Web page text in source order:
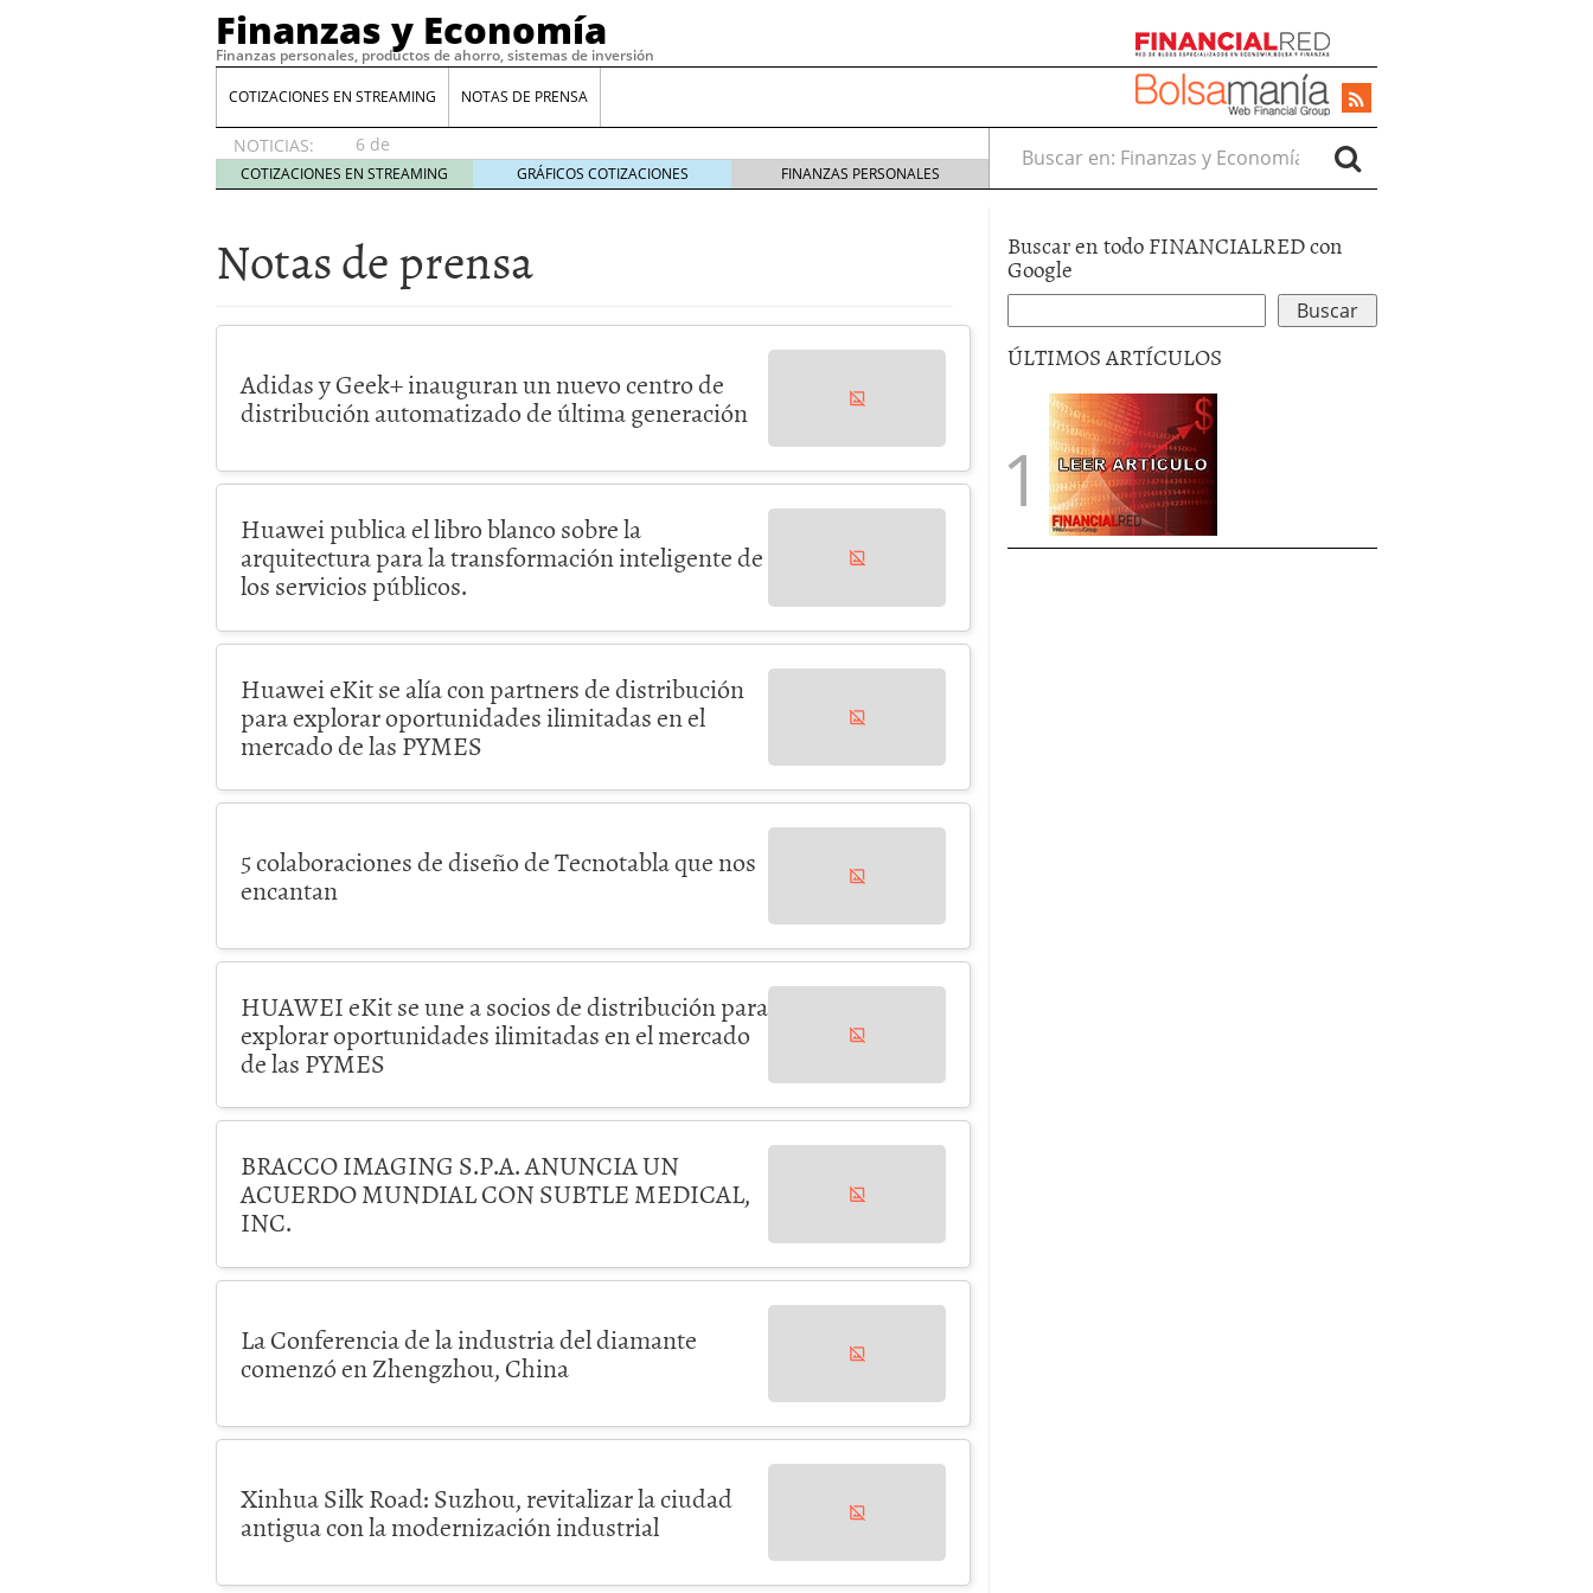
Finanzas y Economía
Finanzas personales, productos de ahorro, sistemas de inversión
COTIZACIONES EN STREAMING NOTAS DE PRENSA
NOTICIAS:
6 de
agosto
de 2026
COTIZACIONES EN STREAMING GRÁFICOS COTIZACIONES FINANZAS PERSONALES
Buscar en:
Notas de prensa
Adidas y Geek+ inauguran un nuevo centro de
distribución automatizado de última generación
Huawei publica el libro blanco sobre la
arquitectura para la transformación inteligente de
los servicios públicos.
Huawei eKit se alía con partners de distribución
para explorar oportunidades ilimitadas en el
mercado de las PYMES
5 colaboraciones de diseño de Tecnotabla que nos
encantan
HUAWEI eKit se une a socios de distribución para
explorar oportunidades ilimitadas en el mercado
de las PYMES
BRACCO IMAGING S.P.A. ANUNCIA UN
ACUERDO MUNDIAL CON SUBTLE MEDICAL,
INC.
La Conferencia de la industria del diamante
comenzó en Zhengzhou, China
Xinhua Silk Road: Suzhou, revitalizar la ciudad
antigua con la modernización industrial
Buscar en todo FINANCIALRED con
Google
ÚLTIMOS ARTÍCULOS